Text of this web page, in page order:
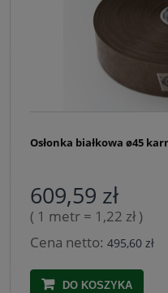
Osłonka białkowa ø45
609,59 zł
( 1 metr = 1,22 zł )
Cena netto: 495,60 zł
DO KOSZYKA